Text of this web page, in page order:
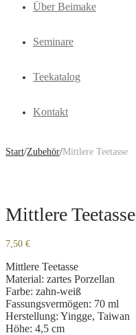
Über Beimake
Seminare
Teekatalog
Kontakt
Start/Zubehör/Mittlere Teetasse
Mittlere Teetasse
7,50 €
Mittlere Teetasse
Material: zartes Porzellan
Farbe: zahn-weiß
Fassungsvermögen: 70 ml
Herstellung: Yingge, Taiwan
Höhe: 4,5 cm